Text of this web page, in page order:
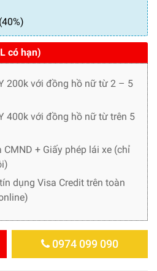
có hạn)
200k với đồng hồ nữ từ 2 – 5
400k với đồng hồ nữ từ trên 5
+ Giấy phép lái xe (chỉ
dụng Visa Credit trên toàn
0974 099 090